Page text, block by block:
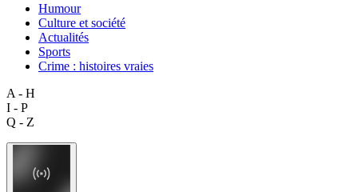
Humour
Culture et société
Actualités
Sports
Crime : histoires vraies
A - H
I - P
Q - Z